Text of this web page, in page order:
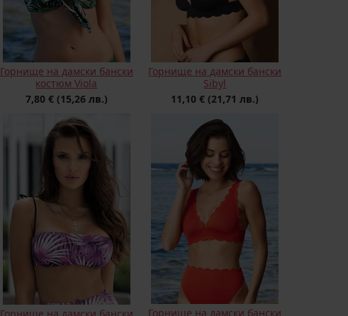
Горнище на дамски бански
костюм Viola
7,80 € (15,26 лв.)
Горнище на дамски бански
Sibyl
11,10 € (21,71 лв.)
Горнище на дамски бански